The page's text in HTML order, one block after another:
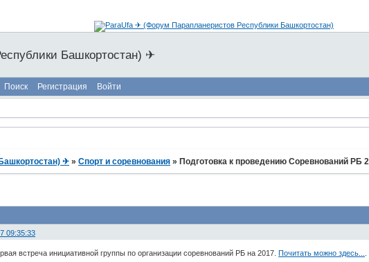
Башкортостан) ✈
Поиск Регистрация Войти
✈ »Спорт и соревнования » Подготовка к проведению Соревнований РБ
09:35:33
встреча инициативной группы по организации соревнований РБ на 2017.Почитать можно здесь...